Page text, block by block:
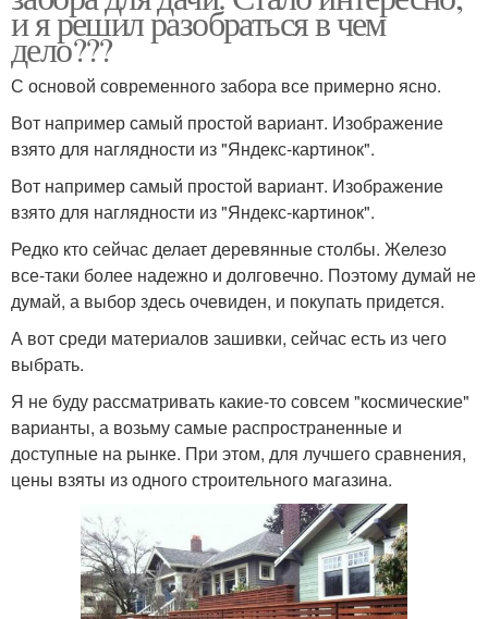
и я решил разобраться в чем
дело???
С основой современного забора все примерно ясно.
Вот например самый простой вариант. Изображение
взято для наглядности из "Яндекс-картинок".
Вот например самый простой вариант. Изображение
взято для наглядности из "Яндекс-картинок".
Редко кто сейчас делает деревянные столбы. Железо
все-таки более надежно и долговечно. Поэтому думай не
думай, а выбор здесь очевиден, и покупать придется.
А вот среди материалов зашивки, сейчас есть из чего
выбрать.
Я не буду рассматривать какие-то совсем "космические"
варианты, а возьму самые распространенные и
доступные на рынке. При этом, для лучшего сравнения,
цены взяты из одного строительного магазина.